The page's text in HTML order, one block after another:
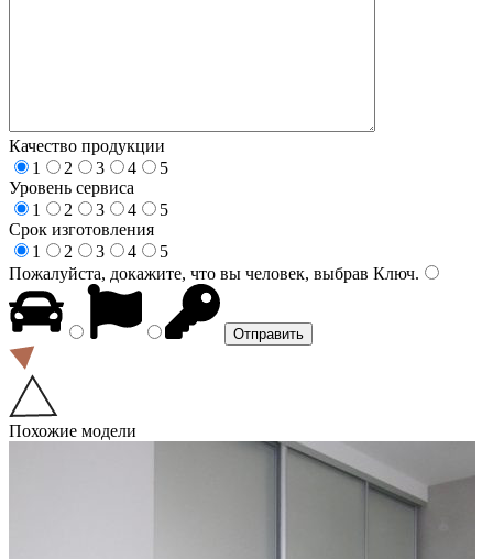
Качество продукции
1
2 3 4
5
Уровень сервиса
1
2 3 4
5
Срок изготовления
1
2 3 4
5
Пожалуйста, докажите, что вы человек, выбрав Ключ.
Похожие модели